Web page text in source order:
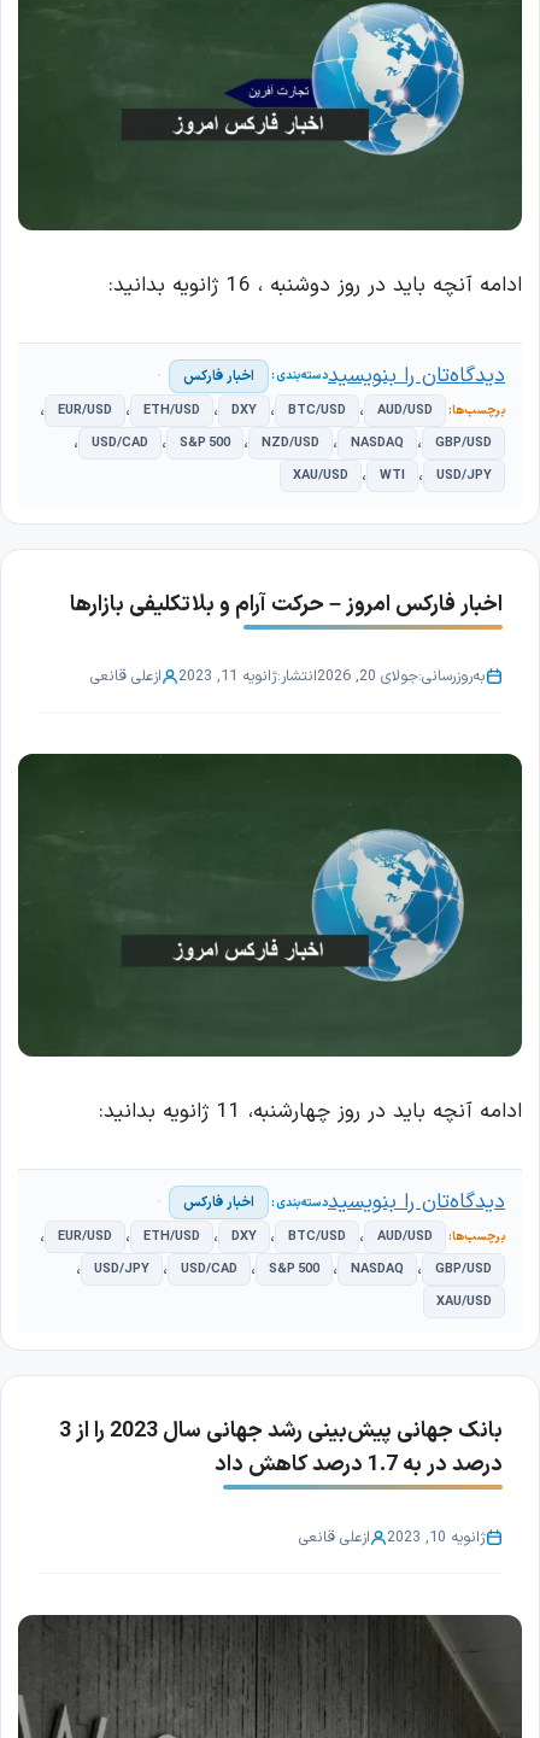
ادامه آنچه باید در روز دوشنبه ، 16 ژانویه بدانید:
اخبار فارکس
AUD/USD ، BTC/USD ، DXY ، ETH/USD ، EUR/USD ،
GBP/USD ، NASDAQ ، NZD/USD ، S&P 500 ، USD/CAD ،
USD/JPY ، WTI ، XAU/USD
دیدگاه‌تان را بنویسید
اخبار فارکس امروز – حرکت آرام و بلاتکلیفی بازارها
به‌روزرسانی:جولای 20, 2026 انتشار:ژانویه 11, 2023 ازعلی قانعی
ادامه آنچه باید در روز چهارشنبه، 11 ژانویه بدانید:
اخبار فارکس
AUD/USD ، BTC/USD ، DXY ، ETH/USD ، EUR/USD ،
GBP/USD ، NASDAQ ، S&P 500 ، USD/CAD ، USD/JPY ،
XAU/USD
دیدگاه‌تان را بنویسید
بانک جهانی پیش‌بینی رشد جهانی سال 2023 را از 3
درصد در به 1.7 درصد کاهش داد
ژانویه 10, 2023 ازعلی قانعی